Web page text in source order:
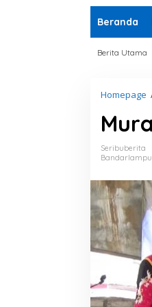
Beranda
Berita Utama
Homepage
Seribuberita